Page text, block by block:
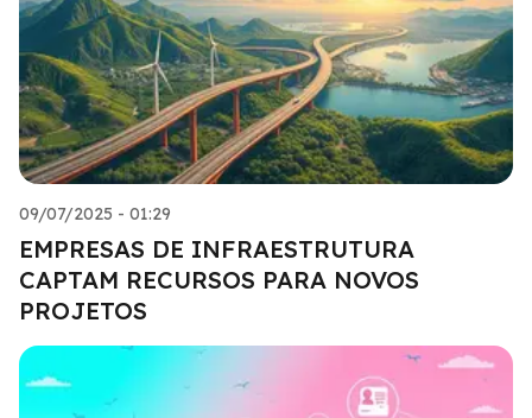
09/07/2025 - 01:29
EMPRESAS DE INFRAESTRUTURA
CAPTAM RECURSOS PARA NOVOS
PROJETOS